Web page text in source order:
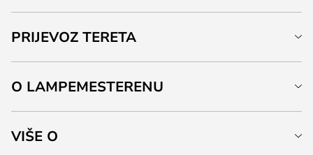
PRIJEVOZ TERETA
O LAMPEMESTERENU
VIŠE O